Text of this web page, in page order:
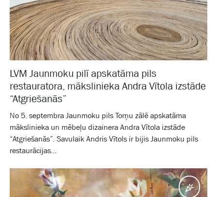
LVM Jaunmoku pilī apskatāma pils
restauratora, mākslinieka Andra Vītola izstāde
“Atgriešanās”
No 5. septembra Jaunmoku pils Torņu zālē apskatāma
mākslinieka un mēbeļu dizainera Andra Vītola izstāde
“Atgriešanās”. Savulaik Andris Vītols ir bijis Jaunmoku pils
restaurācijas...